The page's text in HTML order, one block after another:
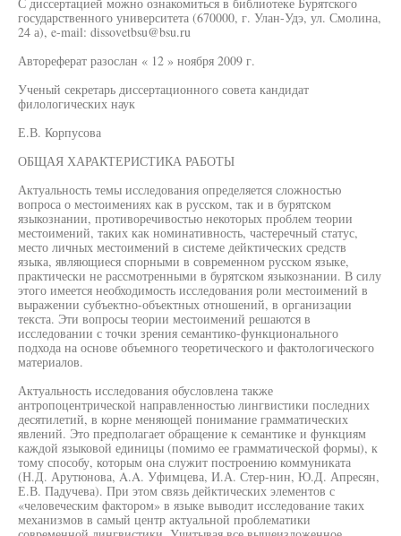
государственного университета (670000, г. Улан-Удэ, ул. Смолина,
24 а), e-mail: dissovetbsu@bsu.ru
Автореферат разослан « 12 » ноября 2009 г.
Ученый секретарь диссертационного совета кандидат
филологических наук
Е.В. Корпусова
ОБЩАЯ ХАРАКТЕРИСТИКА РАБОТЫ
Актуальность темы исследования определяется сложностью
вопроса о местоимениях как в русском, так и в бурятском
языкознании, противоречивостью некоторых проблем теории
местоимений, таких как номинативность, частеречный статус,
место личных местоимений в системе дейктических средств
языка, являющиеся спорными в современном русском языке,
практически не рассмотренными в бурятском языкознании. В силу
этого имеется необходимость исследования роли местоимений в
выражении субъектно-объектных отношений, в организации
текста. Эти вопросы теории местоимений решаются в
исследовании с точки зрения семантико-функционального
подхода на основе объемного теоретического и фактологического
материалов.
Актуальность исследования обусловлена также
антропоцентрической направленностью лингвистики последних
десятилетий, в корне меняющей понимание грамматических
явлений. Это предполагает обращение к семантике и функциям
каждой языковой единицы (помимо ее грамматической формы), к
тому способу, которым она служит построению коммуниката
(Н.Д. Арутюнова, A.A. Уфимцева, И.А. Стер-нин, Ю.Д. Апресян,
Е.В. Падучева). При этом связь дейктических элементов с
«человеческим фактором» в языке выводит исследование таких
механизмов в самый центр актуальной проблематики